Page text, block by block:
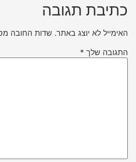
כתיבת תגובה
האימייל לא יוצג באתר. שדות החובה
התגובה שלך *